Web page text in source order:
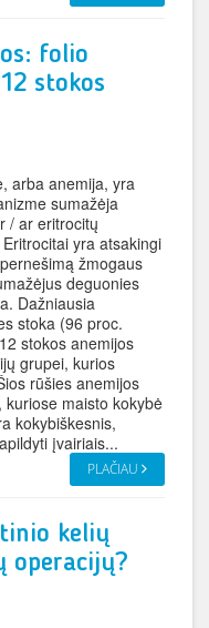
folio
stokos
arba anemija, yra
sumažėja
/ ar eritrocitų
yra atsakingi
žmogaus
deguonies
Dažniausia
stoka (96 proc.
stokos anemijos
grupei, kurios
rūšies anemijos
maisto kokybė
kokybiškesnis,
įvairiais...
PLAČIAU
kelių
operacijų?